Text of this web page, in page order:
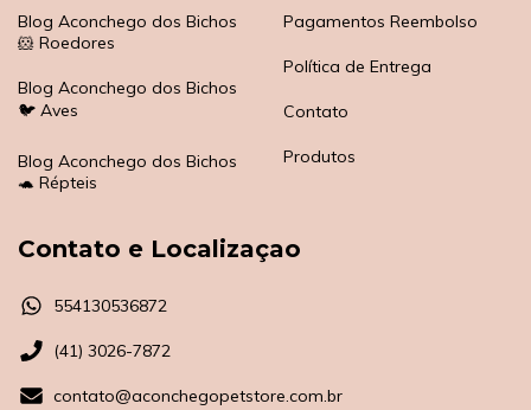
Blog Aconchego dos Bichos
🐹 Roedores
Blog Aconchego dos Bichos
🐦 Aves
Blog Aconchego dos Bichos
🐢 Répteis
Pagamentos Reembolso
Política de Entrega
Contato
Produtos
Contato e Localizaçao
554130536872
(41) 3026-7872
contato@aconchegopetstore.com.br